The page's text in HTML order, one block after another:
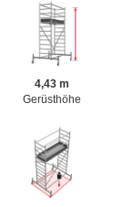
4,43 m
Gerüsthöhe